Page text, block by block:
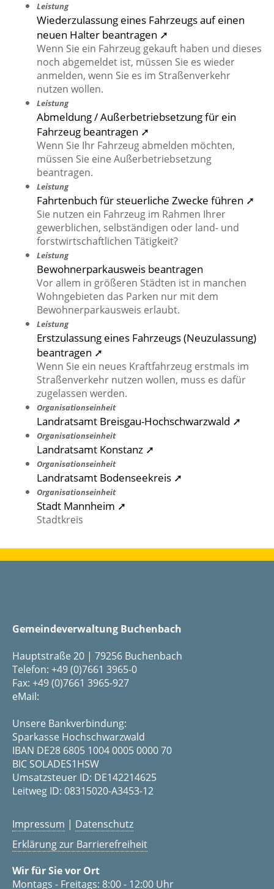
Leistung
Wiederzulassung eines Fahrzeugs auf einen
neuen Halter beantragen ➚
Wenn Sie ein Fahrzeug gekauft haben und dieses
noch abgemeldet ist, müssen Sie es wieder
anmelden, wenn Sie es im Straßenverkehr
nutzen wollen.
Leistung
Abmeldung / Außerbetriebsetzung für ein
Fahrzeug beantragen ➚
Wenn Sie Ihr Fahrzeug abmelden möchten,
müssen Sie eine Außerbetriebsetzung
beantragen.
Leistung
Fahrtenbuch für steuerliche Zwecke führen ➚
Sie nutzen ein Fahrzeug im Rahmen Ihrer
gewerblichen, selbständigen oder land- und
forstwirtschaftlichen Tätigkeit?
Leistung
Bewohnerparkausweis beantragen
Vor allem in größeren Städten ist in manchen
Wohngebieten das Parken nur mit dem
Bewohnerparkausweis erlaubt.
Leistung
Erstzulassung eines Fahrzeugs (Neuzulassung)
beantragen ➚
Wenn Sie ein neues Kraftfahrzeug erstmals im
Straßenverkehr nutzen wollen, muss es dafür
zugelassen werden.
Organisationseinheit
Landratsamt Breisgau-Hochschwarzwald ➚
Organisationseinheit
Landratsamt Konstanz ➚
Organisationseinheit
Landratsamt Bodenseekreis ➚
Organisationseinheit
Stadt Mannheim ➚
Stadtkreis
Gemeindeverwaltung Buchenbach
Hauptstraße 20 | 79256 Buchenbach
Telefon: +49 (0)7661 3965-0
Fax: +49 (0)7661 3965-927
eMail:
Unsere Bankverbindung:
Sparkasse Hochschwarzwald
IBAN DE28 6805 1004 0005 0000 70
BIC SOLADES1HSW
Umsatzsteuer ID: DE142214625
Leitweg ID: 08315020-A3453-12
Impressum | Datenschutz
Erklärung zur Barrierefreiheit
Wir für Sie vor Ort
Montags - Freitags: 8:00 - 12:00 Uhr